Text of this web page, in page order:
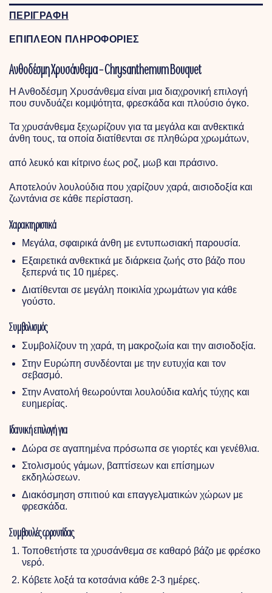
ΠΕΡΙΓΡΑΦΗ
ΕΠΙΠΛΕΟΝ ΠΛΗΡΟΦΟΡΙΕΣ
Ανθοδέσμη Χρυσάνθεμα – Chrysanthemum Bouquet
Η Ανθοδέσμη Χρυσάνθεμα είναι μια διαχρονική επιλογή
που συνδυάζει κομψότητα, φρεσκάδα και πλούσιο όγκο.
Τα χρυσάνθεμα ξεχωρίζουν για τα μεγάλα και ανθεκτικά
άνθη τους, τα οποία διατίθενται σε πληθώρα χρωμάτων,
από λευκό και κίτρινο έως ροζ, μωβ και πράσινο.
Αποτελούν λουλούδια που χαρίζουν χαρά, αισιοδοξία και
ζωντάνια σε κάθε περίσταση.
Χαρακτηριστικά
Μεγάλα, σφαιρικά άνθη με εντυπωσιακή παρουσία.
Εξαιρετικά ανθεκτικά με διάρκεια ζωής στο βάζο που
ξεπερνά τις 10 ημέρες.
Διατίθενται σε μεγάλη ποικιλία χρωμάτων για κάθε
γούστο.
Συμβολισμός
Συμβολίζουν τη χαρά, τη μακροζωία και την αισιοδοξία.
Στην Ευρώπη συνδέονται με την ευτυχία και τον
σεβασμό.
Στην Ανατολή θεωρούνται λουλούδια καλής τύχης και
ευημερίας.
Ιδανική επιλογή για
Δώρα σε αγαπημένα πρόσωπα σε γιορτές και γενέθλια.
Στολισμούς γάμων, βαπτίσεων και επίσημων
εκδηλώσεων.
Διακόσμηση σπιτιού και επαγγελματικών χώρων με
φρεσκάδα.
Συμβουλές φροντίδας
Τοποθετήστε τα χρυσάνθεμα σε καθαρό βάζο με φρέσκο
νερό.
Κόβετε λοξά τα κοτσάνια κάθε 2-3 ημέρες.